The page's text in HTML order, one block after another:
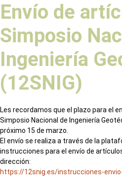
Envío de
Simposio
Ingeniería
(12SNIG)
Les recordamos que el plazo para el
Simposio Nacional de Ingeniería
próximo 15 de marzo.
El envío se realiza a través de la
instrucciones para el envío de
dirección:
https://12snig.es/instrucciones-